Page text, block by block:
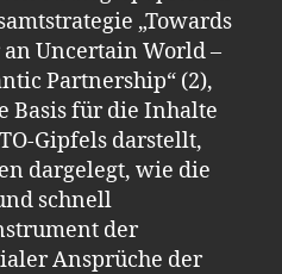
„Towards
Uncertain World –
Partnership“ (2),
Basis für die Inhalte
Gipfels darstellt,
dargelegt, wie die
schnell
der
Ansprüche der